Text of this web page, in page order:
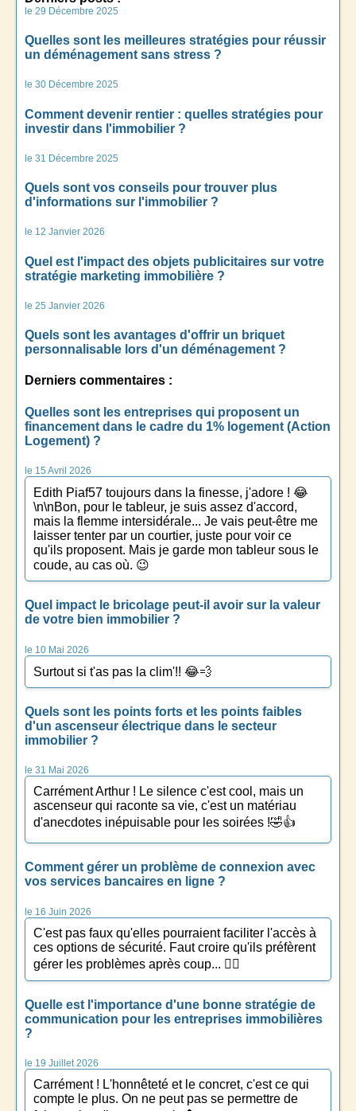
le 29 Décembre 2025
Quelles sont les meilleures stratégies pour réussir
un déménagement sans stress ?
le 30 Décembre 2025
Comment devenir rentier : quelles stratégies pour
investir dans l'immobilier ?
le 31 Décembre 2025
Quels sont vos conseils pour trouver plus
d'informations sur l'immobilier ?
le 12 Janvier 2026
Quel est l'impact des objets publicitaires sur votre
stratégie marketing immobilière ?
le 25 Janvier 2026
Quels sont les avantages d'offrir un briquet
personnalisable lors d'un déménagement ?
Derniers commentaires :
Quelles sont les entreprises qui proposent un
financement dans le cadre du 1% logement (Action
Logement) ?
le 15 Avril 2026
Edith Piaf57 toujours dans la finesse, j'adore ! 😂
\n\nBon, pour le tableur, je suis assez d'accord,
mais la flemme intersidérale... Je vais peut-être me
laisser tenter par un courtier, juste pour voir ce
qu'ils proposent. Mais je garde mon tableur sous le
coude, au cas où. 😉
Quel impact le bricolage peut-il avoir sur la valeur
de votre bien immobilier ?
le 10 Mai 2026
Surtout si t'as pas la clim'!! 😂💨
Quels sont les points forts et les points faibles
d'un ascenseur électrique dans le secteur
immobilier ?
le 31 Mai 2026
Carrément Arthur ! Le silence c'est cool, mais un
ascenseur qui raconte sa vie, c'est un matériau
d'anecdotes inépuisable pour les soirées !🤣👍
Comment gérer un problème de connexion avec
vos services bancaires en ligne ?
le 16 Juin 2026
C'est pas faux qu'elles pourraient faciliter l'accès à
ces options de sécurité. Faut croire qu'ils préfèrent
gérer les problèmes après coup... 🤷‍♀️
Quelle est l'importance d'une bonne stratégie de
communication pour les entreprises immobilières
?
le 19 Juillet 2026
Carrément ! L'honnêteté et le concret, c'est ce qui
compte le plus. On ne peut pas se permettre de